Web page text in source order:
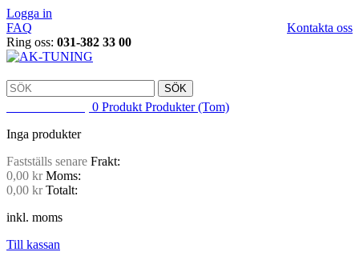
Logga in
Kontakta oss
FAQ
Ring oss: 031-382 33 00
SÖK
0 Produkt Produkter (Tom)
Inga produkter
Fastställs senare Frakt:
0,00 kr Moms:
0,00 kr Totalt:
inkl. moms
Till kassan